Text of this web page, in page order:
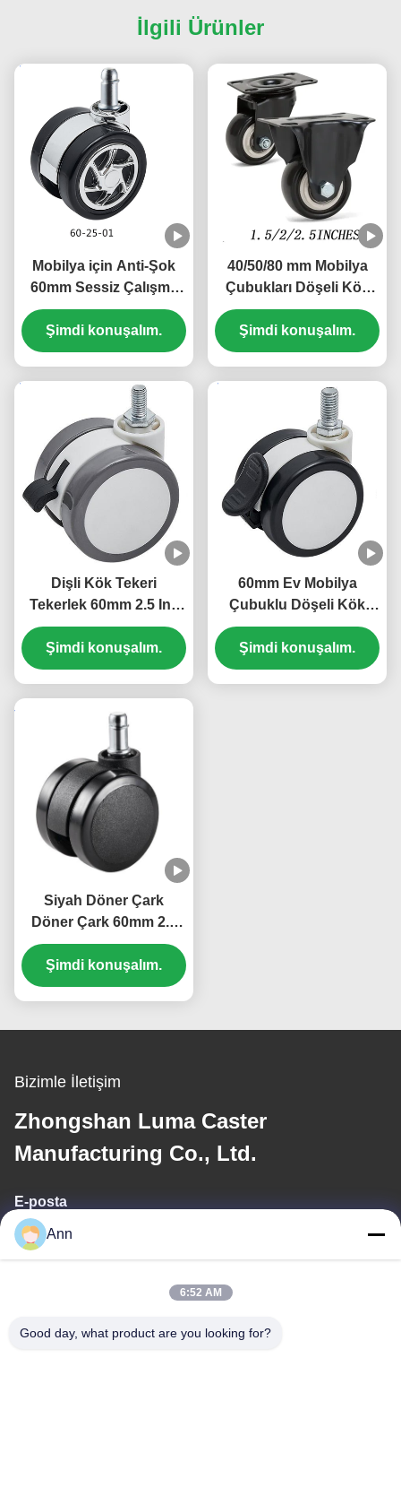
İlgili Ürünler
Mobilya için Anti-Şok
60mm Sessiz Çalışma
Dişli Kök Teker
Tekerleği
Şimdi konuşalım.
40/50/80 mm Mobilya
Çubukları Döşeli Kök
Çubuk Çarkı Pvc Küçük
Sandalye Çubukları
1/1.5/2 Inç Ofis Kitaplık
Şimdi konuşalım.
Dişli Kök Tekeri
Tekerlek 60mm 2.5 Inç
Döner PU Kauçuk
Tekeri Sandalye
Tekerlekleri Mobilya Ofis
Şimdi konuşalım.
60mm Ev Mobilya
Çubuklu Döşeli Kök
taban levhası
Kilitlenebilir Çubuklu
Tekerlek Ofis Küçük
Şimdi konuşalım.
Siyah Döner Çark
Döner Çark 60mm 2.5
Inç Döner PU Kauçuk
Çark Ofis Sandalyesi
Şimdi konuşalım.
Bizimle İletişim
Zhongshan Luma Caster
Manufacturing Co., Ltd.
E-posta
ann@industrialwheelcasters.com
Adres
Ann
6:52 AM
Good day, what product are you looking for?